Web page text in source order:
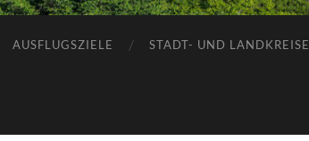
AUSFLUGSZIELE STADT- UND LANDKREISE